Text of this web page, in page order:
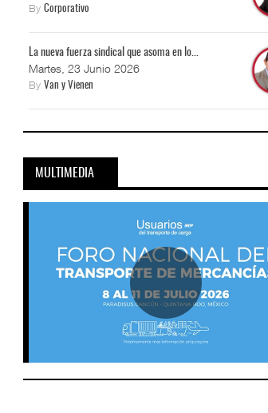
ByCorporativo
La nueva fuerza sindical que asoma en lo...
Martes, 23 Junio 2026
ByVan y Vienen
MULTIMEDIA